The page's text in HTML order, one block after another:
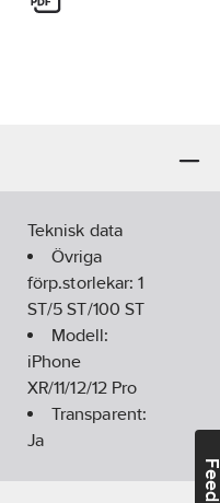
Teknisk data
Övriga
förp.storlekar:1
ST/5 ST/100 ST
Modell:
iPhone
XR/11/12/12 Pro
Transparent:
Ja